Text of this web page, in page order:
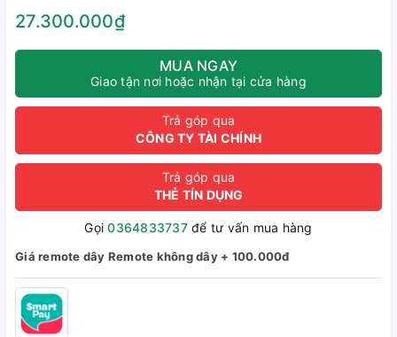
27.300.000₫
MUA NGAY
Giao tận nơi hoặc nhận tại cửa hàng
Trả góp qua
CÔNG TY TÀI CHÍNH
Trả góp qua
THẺ TÍN DỤNG
Gọi0364833737để tư vấn mua hàng
Giá remote dây Remote không dây + 100.000đ